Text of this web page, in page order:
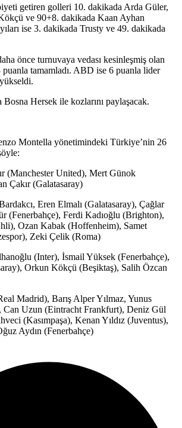
getiren golleri 10. dakikada Arda Güler,
ve 90+8. dakikada Kaan Ayhan
ise 3. dakikada Trusty ve 49. dakikada
önce turnuvaya vedası kesinleşmiş olan
puanla tamamladı. ABD ise 6 puanla lider
Hersek ile kozlarını paylaşacak.
Montella yönetimindeki Türkiye’nin 26
(Manchester United), Mert Günok
Çakır (Galatasaray)
Eren Elmalı (Galatasaray), Çağlar
(Fenerbahçe), Ferdi Kadıoğlu (Brighton),
Ozan Kabak (Hoffenheim), Samet
Zeki Çelik (Roma)
(Inter), İsmail Yüksek (Fenerbahçe),
Orkun Kökçü (Beşiktaş), Salih Özcan
Madrid), Barış Alper Yılmaz, Yunus
Can Uzun (Eintracht Frankfurt), Deniz Gül
(Kasımpaşa), Kenan Yıldız (Juventus),
Aydın (Fenerbahçe)